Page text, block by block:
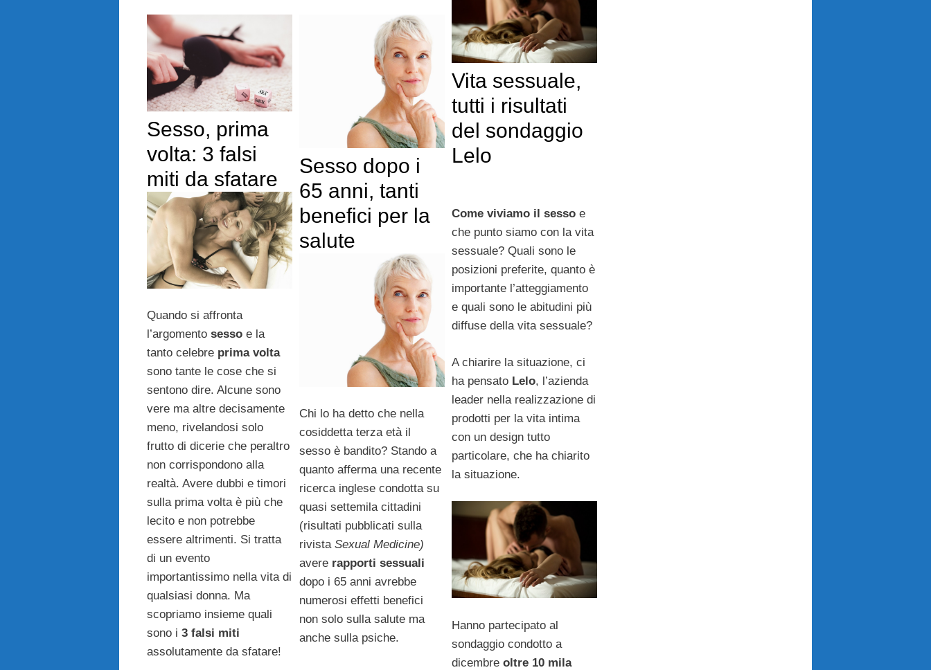
Vita sessuale,
tutti i risultati
del sondaggio
Lelo
Come viviamo il sessoe
che punto siamo con la vita
sessuale? Quali sono le
posizioni preferite, quanto è
importante l’atteggiamento
e quali sono le abitudini più
diffuse della vita sessuale?
A chiarire la situazione, ci
ha pensato Lelo, l’azienda
leader nella realizzazione di
prodotti per la vita intima
con un design tutto
particolare, che ha chiarito
la situazione.
Hanno partecipato al
sondaggio condotto a
dicembre oltre 10 mila
Sesso, prima
volta: 3 falsi
miti da sfatare
Quando si affronta
l’argomento sesso e la
tanto celebre prima volta
sono tante le cose che si
sentono dire. Alcune sono
vere ma altre decisamente
meno, rivelandosi solo
frutto di dicerie che peraltro
non corrispondono alla
realtà. Avere dubbi e timori
sulla prima volta è più che
lecito e non potrebbe
essere altrimenti. Si tratta
di un evento
importantissimo nella vita di
qualsiasi donna. Ma
scopriamo insieme quali
sono i 3 falsi miti
assolutamente da sfatare!
Sesso dopo i
65 anni, tanti
benefici per la
salute
Chi lo ha detto che nella
cosiddetta terza età il
sesso è bandito? Stando a
quanto afferma una recente
ricerca inglese condotta su
quasi settemila cittadini
(risultati pubblicati sulla
rivistaSexual Medicine)
avere rapporti sessuali
dopo i 65 anni avrebbe
numerosi effetti benefici
non solo sulla salute ma
anche sulla psiche.